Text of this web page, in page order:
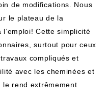
de modifications. Nous
le plateau de la
Cette simplicité
surtout pour ceux
compliqués et
avec les cheminées et
le rend extrêmement